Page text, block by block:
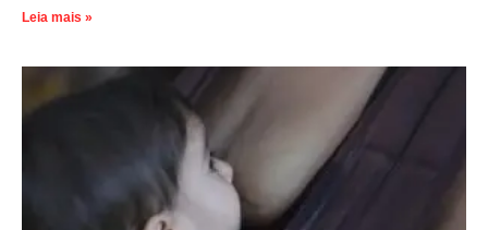
Leia mais »